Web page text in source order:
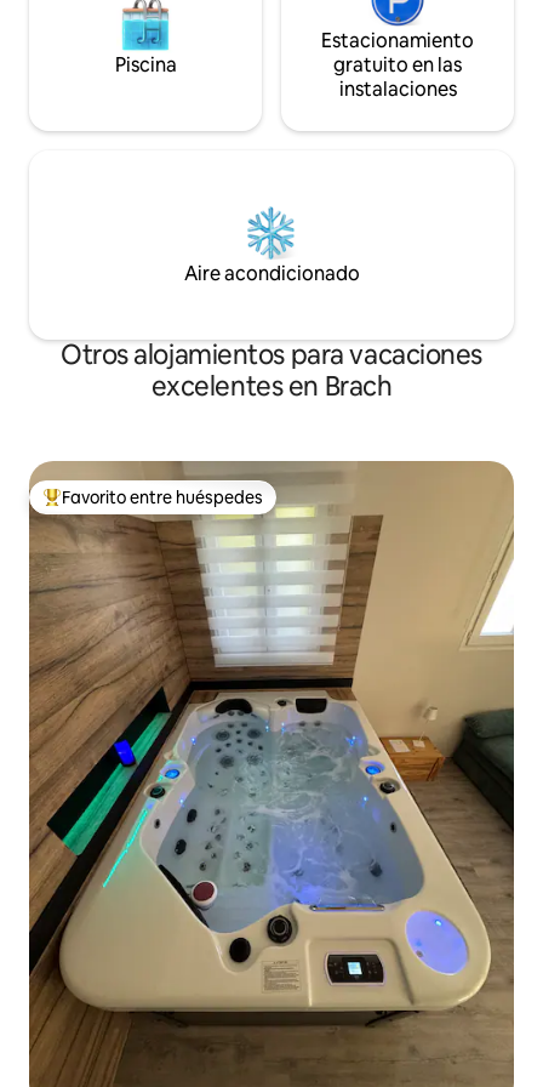
Piscina
Estacionamiento
gratuito en las
instalaciones
Aire acondicionado
Otros alojamientos para vacaciones
excelentes en Brach
Favorito entre huéspedes preferido
Favorito entre huéspedes